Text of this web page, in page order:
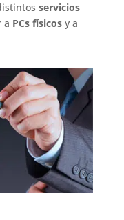
servicios
a PCs físicosy a